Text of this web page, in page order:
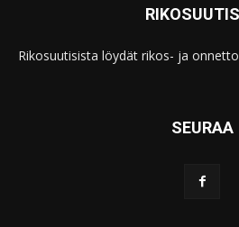
Rikosuutisista löydät rikos- ja
SEURAA